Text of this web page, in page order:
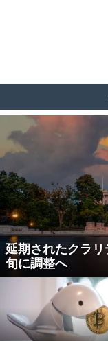
延期されたクラ
旬に調整へ